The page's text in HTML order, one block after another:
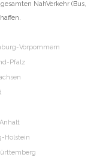
NahVerkehr (Bus,
Vorpommern
Pfalz
Holstein